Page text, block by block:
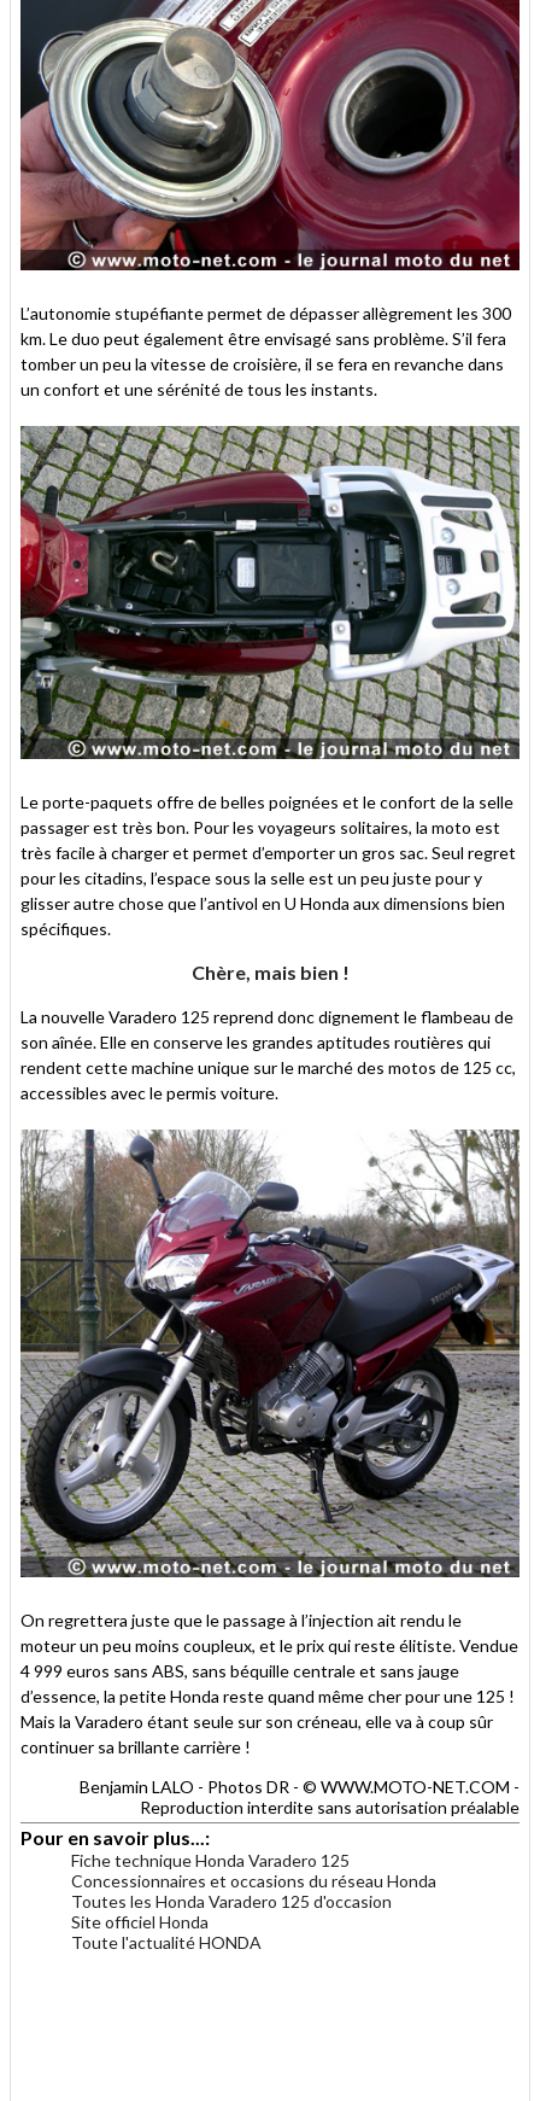
L’autonomie stupéfiante permet de dépasser allègrement les 300
km. Le duo peut également être envisagé sans problème. S’il fera
tomber un peu la vitesse de croisière, il se fera en revanche dans
un confort et une sérénité de tous les instants.
Le porte-paquets offre de belles poignées et le confort de la selle
passager est très bon. Pour les voyageurs solitaires, la moto est
très facile à charger et permet d’emporter un gros sac. Seul regret
pour les citadins, l’espace sous la selle est un peu juste pour y
glisser autre chose que l’antivol en U Honda aux dimensions bien
spécifiques.
Chère, mais bien !
La nouvelle Varadero 125 reprend donc dignement le flambeau de
son aînée. Elle en conserve les grandes aptitudes routières qui
rendent cette machine unique sur le marché des motos de 125 cc,
accessibles avec le permis voiture.
On regrettera juste que le passage à l’injection ait rendu le
moteur un peu moins coupleux, et le prix qui reste élitiste. Vendue
4 999 euros sans ABS, sans béquille centrale et sans jauge
d’essence, la petite Honda reste quand même cher pour une 125 !
Mais la Varadero étant seule sur son créneau, elle va à coup sûr
continuer sa brillante carrière !
Benjamin LALO - Photos DR - © WWW.MOTO-NET.COM -
Reproduction interdite sans autorisation préalable
Pour en savoir plus...:
Fiche technique Honda Varadero 125
Concessionnaires et occasions du réseau Honda
Toutes les Honda Varadero 125 d'occasion
Site officiel Honda
Toute l'actualité HONDA